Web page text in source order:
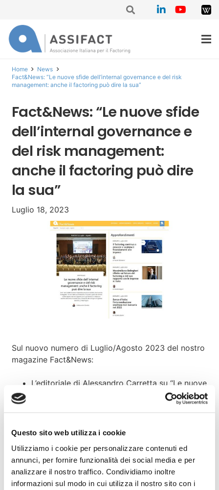
Questo sito web utilizza i cookie
Utilizziamo i cookie per personalizzare contenuti ed
annunci, per fornire funzionalità dei social media e per
analizzare il nostro traffico. Condividiamo inoltre
informazioni sul modo in cui utilizza il nostro sito con i
Home
News
Fact&News: “Le nuove sfide dell’internal governance e del risk
management: anche il factoring può dire la sua”
Fact&News: “Le nuove sfide
dell’internal governance e
del risk management:
anche il factoring può dire
la sua”
Luglio 18, 2023
Sul nuovo numero di Luglio/Agosto 2023 del nostro
magazine Fact&News:
L’editoriale di Alessandro Carretta su “Le nuove
sfide dell’internal governance e del risk
management: anche il factoring può dire la
“Il factoring continua a crescere e sostiene i
finanziamenti alle imprese” di Fausto Galmarini
“Massimiliano Belingheri riflette sul futuro del
factoring e del suo rapporto con le imprese in
Italia” di Fiorella Pagani